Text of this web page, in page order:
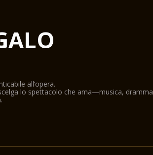
all’opera.
lo spettacolo che ama—musica,